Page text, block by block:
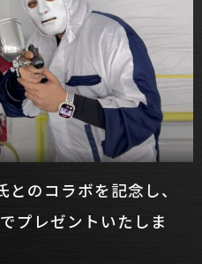
のコラボを記念し、
プレゼントいたしま